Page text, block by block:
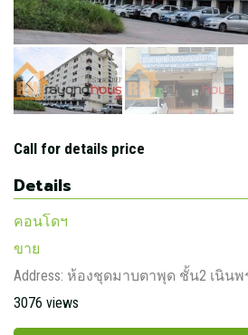
Call for details price
Details
คอนโดฯ
ขาย
Address: ห้องชุดมาบตาพุด ชั้น2 เนินพ
3076 views